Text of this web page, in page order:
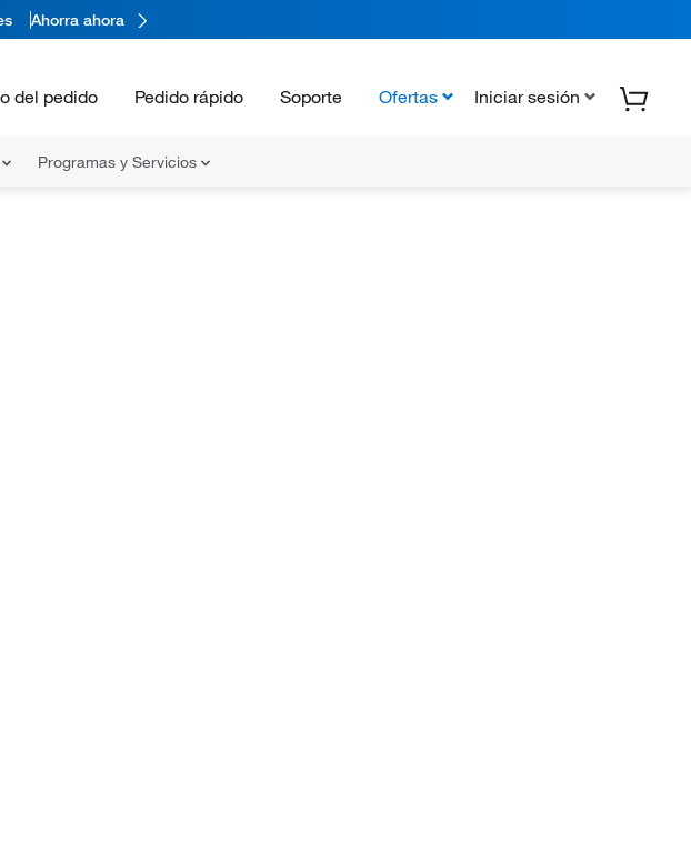
Ahorra ahora
del pedido Pedido rápido Soporte Ofertas Iniciar sesión
Programas y Servicios